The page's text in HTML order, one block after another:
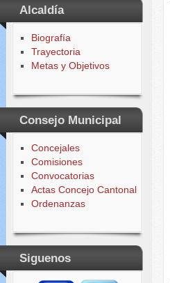
Alcaldía
Biografía
Trayectoria
Metas y Objetivos
Consejo Municipal
Concejales
Comisiones
Convocatorias
Actas Concejo Cantonal
Ordenanzas
Siguenos